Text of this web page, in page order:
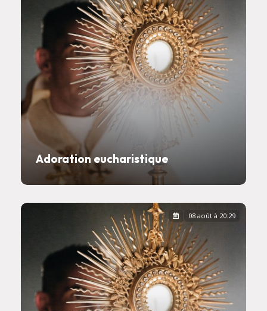
Adoration eucharistique
08 août à 20:29